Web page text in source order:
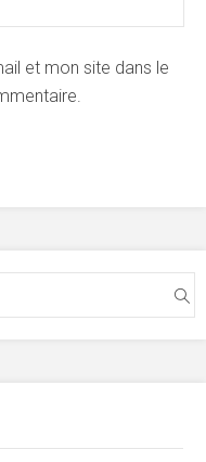
et mon site dans le